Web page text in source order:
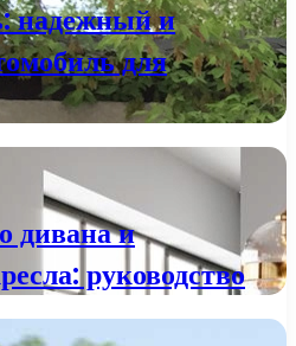
надежный и
для
дивана и
руководство